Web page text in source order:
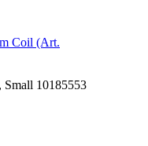
Coil (Art.
10185553